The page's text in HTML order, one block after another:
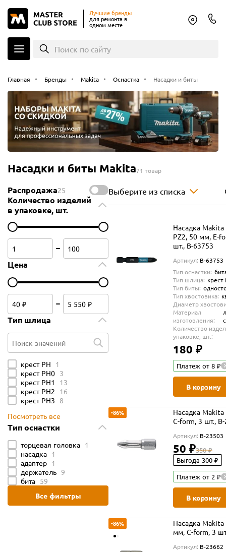
Лучшие бренды
для ремонта в
одном месте
Поиск по сайту
Главная Бренды Makita Оснастка Насадки и биты
Насадки и биты Makita71 товар
Распродажа25
Количество изделий
в упаковке, шт.
Цена
Тип шлица
Поиск значений
крест PH
1
крест PH0 3
крест PH1
13
крест PH2
16
крест PH3
8
Посмотреть все
Тип оснастки
торцевая головка 1
насадка 1
адаптер 1
держатель 9
бита 59
Все фильтры
Выберите из списка
Насадка
PZ2, 50 мм, Е-
шт., B-63753
Артикул: B-63753
Тип оснастки:
Тип шлица: крест
Тип биты:
Тип хвостовика:
Диаметр
Материал
изготовления:
Количество
упаковке, шт.:
180 ₽
Платеж от 8 ₽
В корзину
-86%
Насадка
C-form, 3 шт.,
Артикул: B-23503
50 ₽350 ₽
Выгода 300 ₽
Платеж от 2 ₽
В корзину
-86%
Насадка Makita
мм, C-form, 3
Артикул: B-23662